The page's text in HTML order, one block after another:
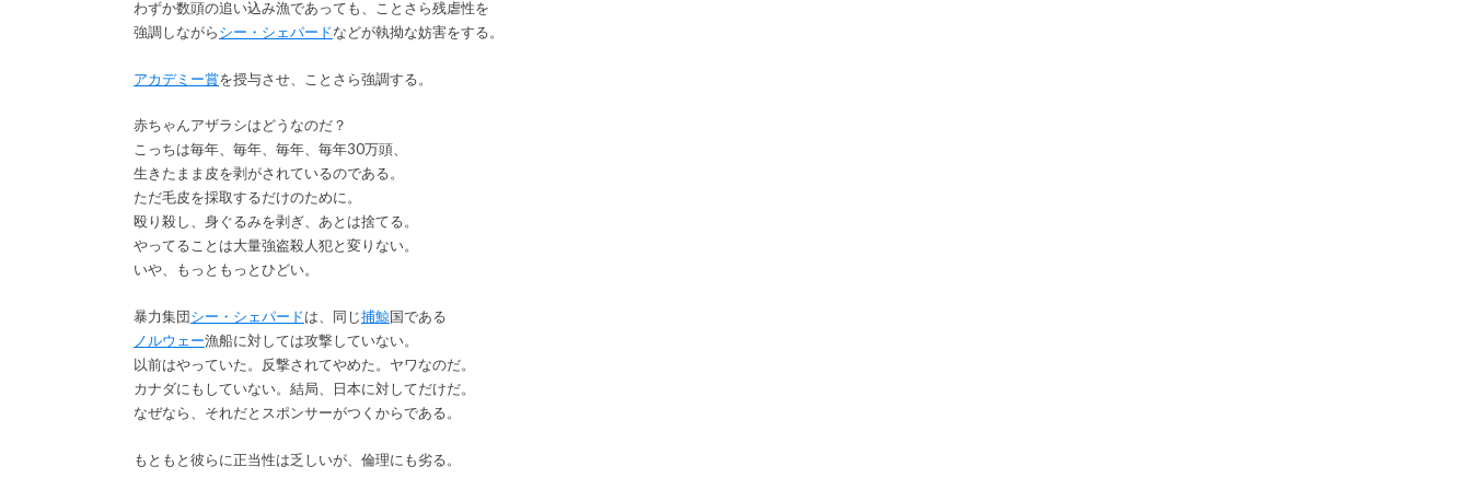
わずか数頭の追い込み漁であっても、ことさら残虐性を
強調しながらシー・シェパードなどが執拗な妨害をする。
アカデミー賞を授与させ、ことさら強調する。
赤ちゃんアザラシはどうなのだ？
こっちは毎年、毎年、毎年、毎年30万頭、
生きたまま皮を剥がされているのである。
ただ毛皮を採取するだけのために。
殴り殺し、身ぐるみを剥ぎ、あとは捨てる。
やってることは大量強盗殺人犯と変りない。
いや、もっともっとひどい。
暴力集団シー・シェパードは、同じ捕鯨国である
ノルウェー漁船に対しては攻撃していない。
以前はやっていた。反撃されてやめた。ヤワなのだ。
カナダにもしていない。結局、日本に対してだけだ。
なぜなら、それだとスポンサーがつくからである。
もともと彼らに正当性は乏しいが、倫理にも劣る。